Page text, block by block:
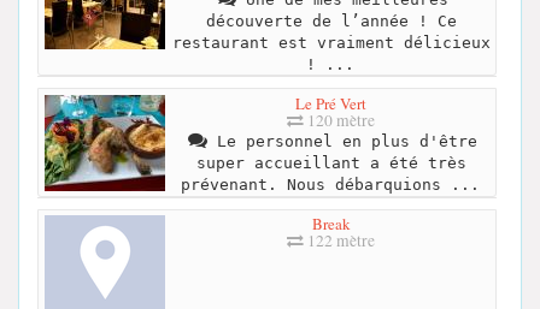
découverte de l’année ! Ce
restaurant est vraiment délicieux
! ...
Le Pré Vert
120 mètre
Le personnel en plus d'être
super accueillant a été très
prévenant. Nous débarquions ...
Break
122 mètre